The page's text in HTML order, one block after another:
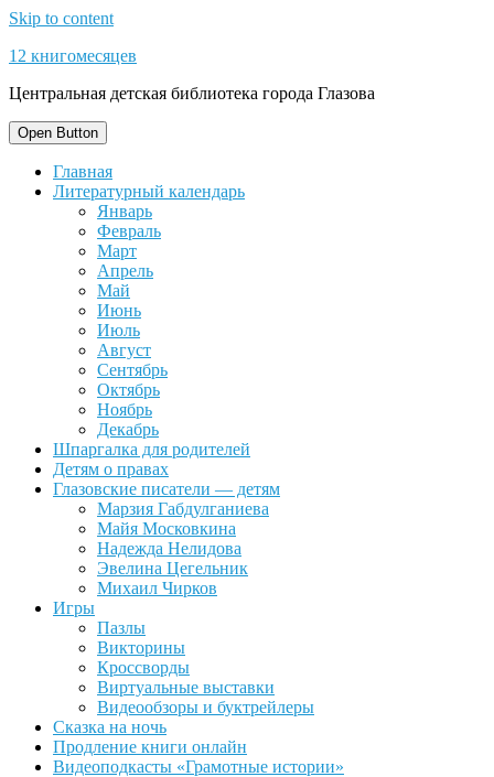
Skip to content
12 книгомесяцев
Центральная детская библиотека города Глазова
Open Button
Главная
Литературный календарь
Январь
Февраль
Март
Апрель
Май
Июнь
Июль
Август
Сентябрь
Октябрь
Ноябрь
Декабрь
Шпаргалка для родителей
Детям о правах
Глазовские писатели — детям
Марзия Габдулганиева
Майя Московкина
Надежда Нелидова
Эвелина Цегельник
Михаил Чирков
Игры
Пазлы
Викторины
Кроссворды
Виртуальные выставки
Видеообзоры и буктрейлеры
Сказка на ночь
Продление книги онлайн
Видеоподкасты «Грамотные истории»